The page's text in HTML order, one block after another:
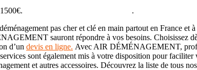
.
pas cher et clé en main partout en France et à
sauront répondre à vos besoins. Choisissez
d’un devis en ligne. Avec AIR DÉMÉNAGEMENT,
sont également mis à votre disposition pour
et autres accessoires. Découvrez la liste de tous nos